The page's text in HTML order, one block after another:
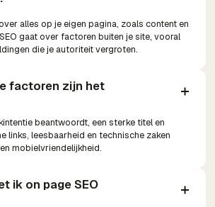
alles op je eigen pagina, zoals content en
gaat over factoren buiten je site, vooral
die je autoriteit vergroten.
factoren zijn het
beantwoordt, een sterke titel en
links, leesbaarheid en technische zaken
mobielvriendelijkheid.
ik on page SEO